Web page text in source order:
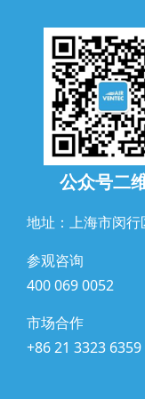
公众号二
地址：上海市闵
参观咨询
400 069 0052
市场合作
+86 21 3323 6359